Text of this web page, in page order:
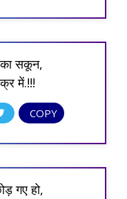
सकून,
में.!!!
COPY
गए हो,